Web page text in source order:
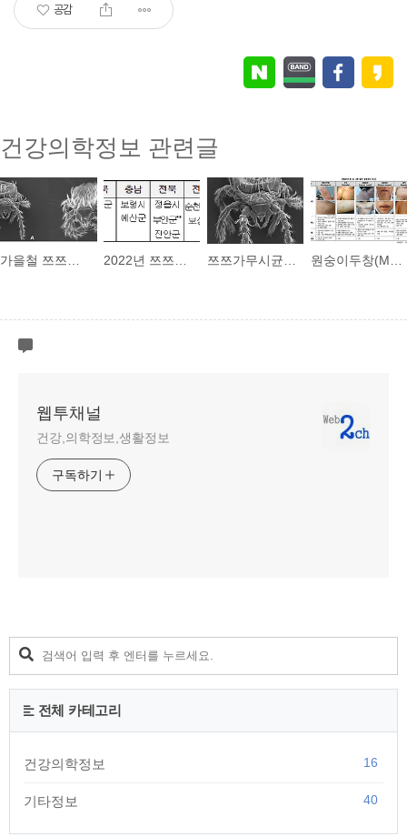
공감
건강의학정보 관련글
웹투채널
건강,의학정보,생활정보
구독하기
전체 카테고리
건강의학정보 16
기타정보 40